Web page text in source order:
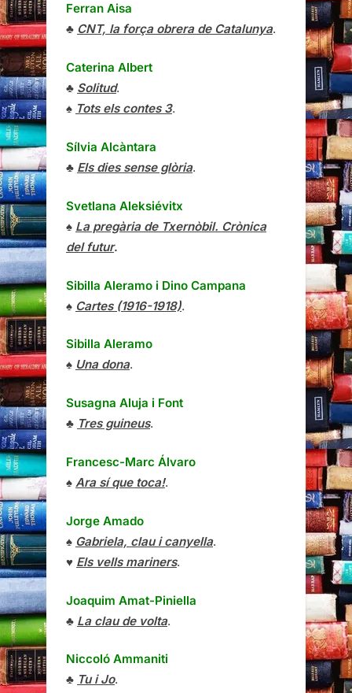
Ferran Aisa
♣ CNT, la força obrera de Catalunya.
Caterina Albert
♣ Solitud.
♠ Tots els contes 3.
Sílvia Alcàntara
♣ Els dies sense glòria.
Svetlana Aleksiévitx
♠ La pregària de Txernòbil. Crònica
del futur.
Sibilla Aleramo i Dino Campana
♠ Cartes (1916-1918).
Sibilla Aleramo
♠ Una dona.
Susagna Aluja i Font
♣ Tres guineus.
Francesc-Marc Álvaro
♠ Ara sí que toca!.
Jorge Amado
♠ Gabriela, clau i canyella.
♥ Els vells mariners.
Joaquim Amat-Piniella
♣ La clau de volta.
Niccoló Ammaniti
♣ Tu i Jo.